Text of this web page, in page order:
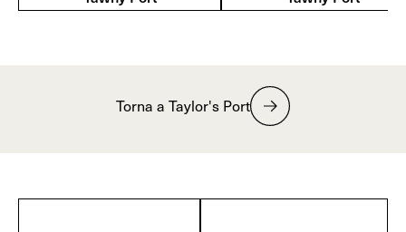
Torna a Taylor's Port